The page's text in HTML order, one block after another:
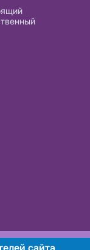
сайта